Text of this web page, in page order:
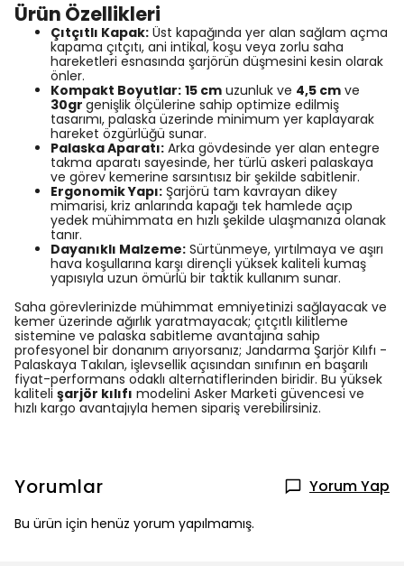
Ürün Özellikleri
Çıtçıtlı Kapak: Üst kapağında yer alan sağlam açma
kapama çıtçıtı, ani intikal, koşu veya zorlu saha
hareketleri esnasında şarjörün düşmesini kesin olarak
önler.
Kompakt Boyutlar: 15 cm uzunluk ve 4,5 cm ve
30gr genişlik ölçülerine sahip optimize edilmiş
tasarımı, palaska üzerinde minimum yer kaplayarak
hareket özgürlüğü sunar.
Palaska Aparatı: Arka gövdesinde yer alan entegre
takma aparatı sayesinde, her türlü askeri palaskaya
ve görev kemerine sarsıntısız bir şekilde sabitlenir.
Ergonomik Yapı: Şarjörü tam kavrayan dikey
mimarisi, kriz anlarında kapağı tek hamlede açıp
yedek mühimmata en hızlı şekilde ulaşmanıza olanak
tanır.
Dayanıklı Malzeme: Sürtünmeye, yırtılmaya ve aşırı
hava koşullarına karşı dirençli yüksek kaliteli kumaş
yapısıyla uzun ömürlü bir taktik kullanım sunar.
Saha görevlerinizde mühimmat emniyetinizi sağlayacak ve
kemer üzerinde ağırlık yaratmayacak; çıtçıtlı kilitleme
sistemine ve palaska sabitleme avantajına sahip
profesyonel bir donanım arıyorsanız; Jandarma Şarjör Kılıfı -
Palaskaya Takılan, işlevsellik açısından sınıfının en başarılı
fiyat-performans odaklı alternatiflerinden biridir. Bu yüksek
kaliteli şarjör kılıfı modelini Asker Marketi güvencesi ve
hızlı kargo avantajıyla hemen sipariş verebilirsiniz.
Yorumlar Yorum Yap
Bu ürün için henüz yorum yapılmamış.